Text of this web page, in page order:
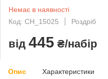
Немає в наявності
Код: CH_15025
Роздріб
від 445 ₴/набір
Опис Характеристики